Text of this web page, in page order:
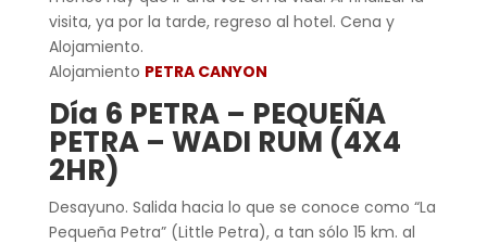
visita, ya por la tarde, regreso al hotel. Cena y
Alojamiento.
Alojamiento PETRA CANYON
Día 6 PETRA – PEQUEÑA
PETRA – WADI RUM (4X4
2HR)
Desayuno. Salida hacia lo que se conoce como “La
Pequeña Petra” (Little Petra), a tan sólo 15 km. al